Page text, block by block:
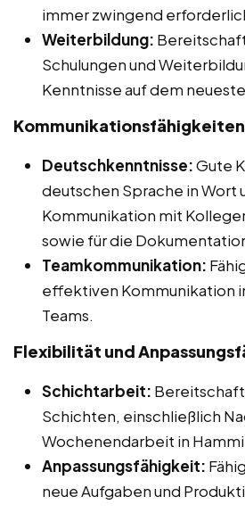
immer zwingend
Weiterbildung:
Schulungen und
Kenntnisse auf dem
Kommunikationsfähigkeiten
Deutschkenntnisse:Gute
deutschen Sprache in Wort
Kommunikation mit
sowie für die
Teamkommunikation:
effektiven Kommunikation
Teams.
Flexibilität und
Schichtarbeit:
Schichten, einschließlich
Wochenendarbeit in
Anpassungsfähigkeit:
neue Aufgaben und